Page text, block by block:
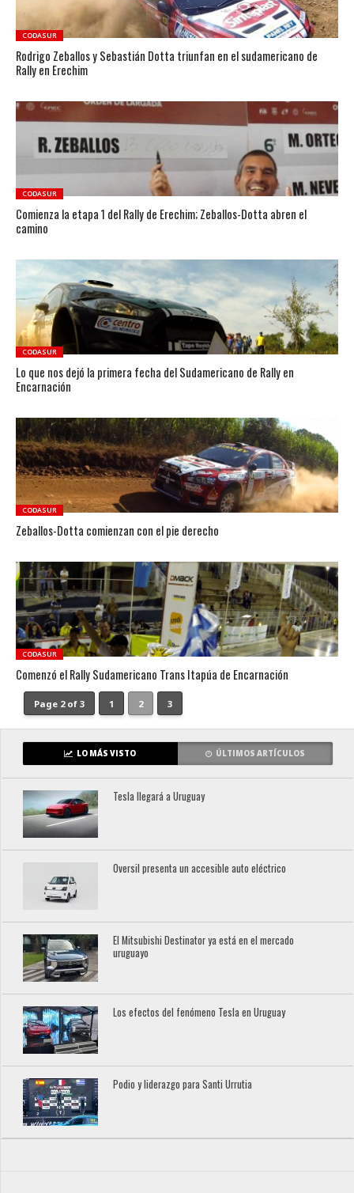
CODASUR
Rodrigo Zeballos y Sebastián Dotta triunfan en el sudamericano de
Rally en Erechim
CODASUR
Comienza la etapa 1 del Rally de Erechim; Zeballos-Dotta abren el
camino
CODASUR
Lo que nos dejó la primera fecha del Sudamericano de Rally en
Encarnación
CODASUR
Zeballos-Dotta comienzan con el pie derecho
CODASUR
Comenzó el Rally Sudamericano Trans Itapúa de Encarnación
Page 2 of 3 1 2 3
LO MÁS VISTO ÚLTIMOS ARTÍCULOS
Tesla llegará a Uruguay
Oversil presenta un accesible auto eléctrico
El Mitsubishi Destinator ya está en el mercado
uruguayo
Los efectos del fenómeno Tesla en Uruguay
Podio y liderazgo para Santi Urrutia